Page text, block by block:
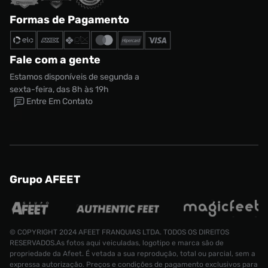
Formas de Pagamento
Fale com a gente
Estamos disponíveis de segunda a
sexta-feira, das 8h às 19h
Entre Em Contato
Grupo AFEET
© COPYRIGHT 2024 AFEET FRANQUIAS LTDA. TODOS OS DIREITOS
RESERVADOS.As fotos aqui veiculadas, logotipo e marca são de
propriedade da Afeet. É vetada a sua reprodução, total ou parcial, sem a
expressa autorização. Preços e condições de pagamento exclusivos para